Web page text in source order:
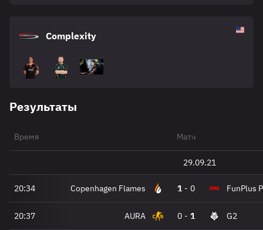
Complexity
Результаты
Время Матч
29.09.21
20:34 Copenhagen Flames 1 - 0 FunPlus
20:37 AURA 0 - 1 G2